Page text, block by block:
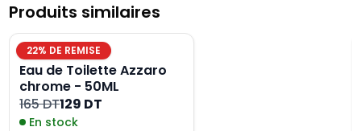
Produits similaires
22% DE REMISE
Eau de Toilette Azzaro
chrome - 50ML
165 DT129 DT
En stock